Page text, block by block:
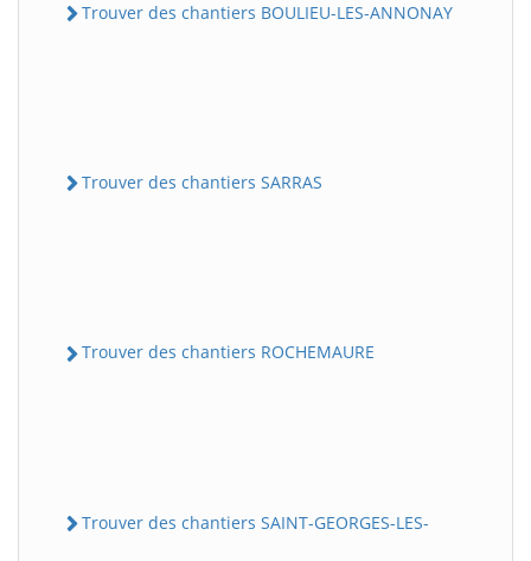
Trouver des chantiers BOULIEU-LES-ANNONAY
Trouver des chantiers SARRAS
Trouver des chantiers ROCHEMAURE
Trouver des chantiers SAINT-GEORGES-LES-